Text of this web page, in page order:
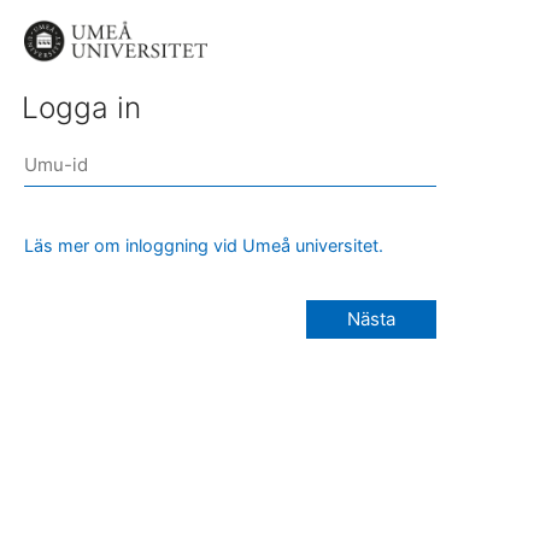
Logga in
Läs mer om inloggning vid Umeå universitet.
Nästa